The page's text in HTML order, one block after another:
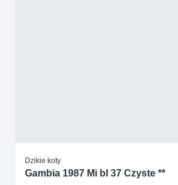
Dzikie koty
Gambia 1987 Mi bl 37 Czyste **